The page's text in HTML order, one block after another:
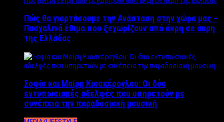
Πώς θα γιορτάσουμε την Ανάσταση στην χώρα μας –
Πασχαλινά έθιμα που ξεχωρίζουν από άκρη σε άκρη
της Ελλάδας
Σοφία και Μαίρη Κιοσκέρογλου: Οι δύο
εντυπωσιακές αδελφές που υπηρετούν με
συνέπεια την παραδοσιακή μουσική